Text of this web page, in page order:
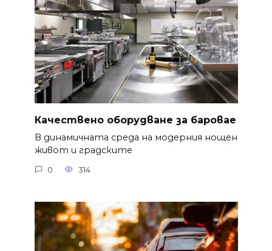
Качествено оборудване за баровае
В динамичната среда на модерния нощен
живот и градските
0 314